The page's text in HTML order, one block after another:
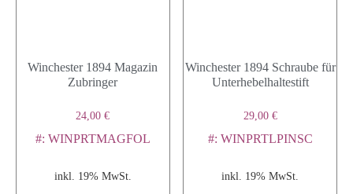
Winchester 1894 Magazin
Zubringer
24,00€
#: WINPRTMAGFOL
inkl. 19% MwSt.
Winchester 1894 Schraube für
Unterhebelhaltestift
29,00 €
#: WINPRTLPINSC
inkl. 19% MwSt.